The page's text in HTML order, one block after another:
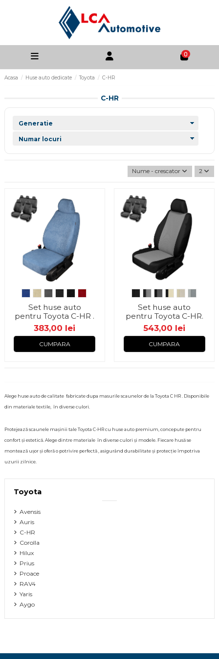
0
Acasa Huse auto dedicate Toyota C-HR
C-HR
Nume - crescator 2
Set huse auto
pentru Toyota C-HR .
383,00 lei
CUMPARA
Set huse auto
pentru Toyota C-HR.
543,00 lei
CUMPARA
Alege huse auto de calitate fabricate dupa masurile scaunelor de la Toyota C HR . Disponibile
din materiale textile, în diverse culori.
Protejează scaunele mașinii tale Toyota C-HR cu huse auto premium, concepute pentru
confort și estetică. Alege dintre materiale în diverse culori și modele. Fiecare husă se
montează ușor și oferă o potrivire perfectă , asigurând durabilitate și protecție împotriva
uzurii zilnice.
Toyota
Avensis
Auris
C-HR
Corolla
Hilux
Prius
Proace
RAV4
Yaris
Aygo